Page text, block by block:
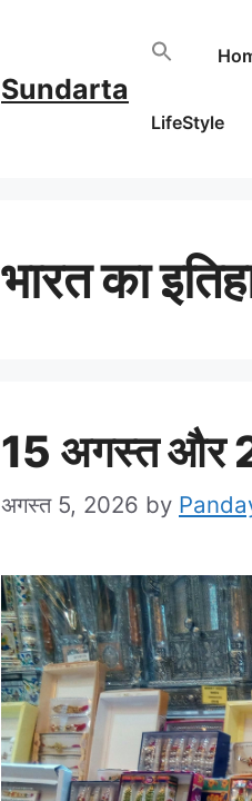
Sundarta
LifeStyle
भारत का
15 अगस्त और
अगस्त 5, 2026 by